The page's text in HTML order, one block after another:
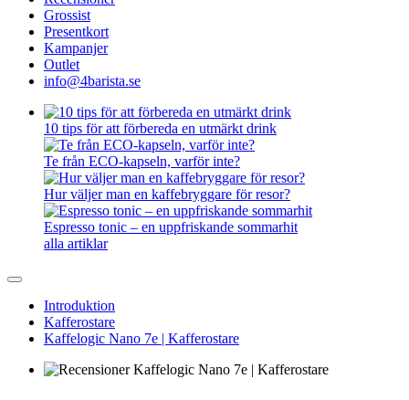
Grossist
Presentkort
Kampanjer
Outlet
info@4barista.se
10 tips för att förbereda en utmärkt drink
Te från ECO-kapseln, varför inte?
Hur väljer man en kaffebryggare för resor?
Espresso tonic – en uppfriskande sommarhit
alla artiklar
Introduktion
Kafferostare
Kaffelogic Nano 7e | Kafferostare